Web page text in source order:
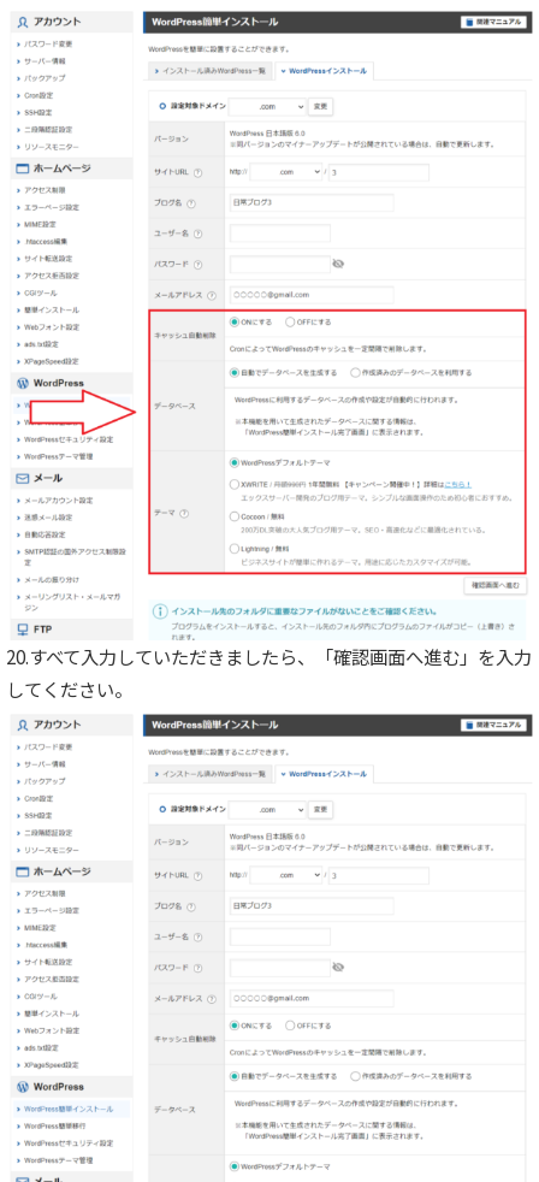
20.すべて入力していただきましたら、「確認画面へ進む」を入力
してください。